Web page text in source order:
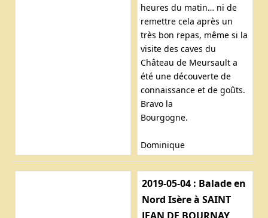
heures du matin… ni de
remettre cela après un
très bon repas, même si la
visite des caves du
Château de Meursault a
été une découverte de
connaissance et de goûts.
Bravo la
Bourgogne.
Dominique
2019-05-04 : Balade en
Nord Isère à SAINT